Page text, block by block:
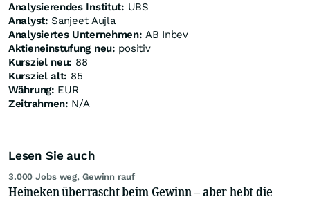
Analysierendes Institut: UBS
Analyst: Sanjeet Aujla
Analysiertes Unternehmen: AB Inbev
Aktieneinstufung neu: positiv
Kursziel neu: 88
Kursziel alt: 85
Währung: EUR
Zeitrahmen: N/A
Lesen Sie auch
3.000 Jobs weg, Gewinn rauf
Heineken überrascht beim Gewinn – aber hebt die